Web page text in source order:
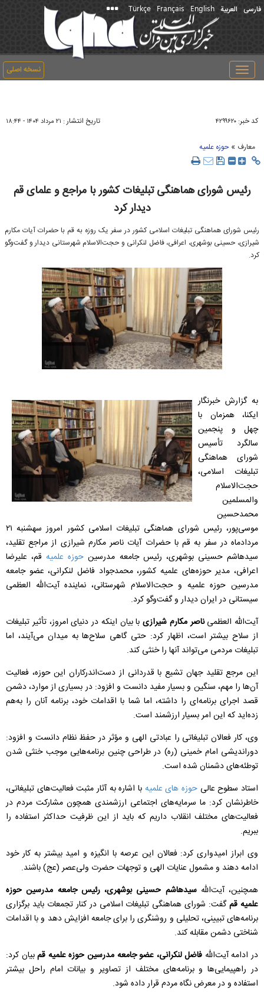
فارسی العربیة English
Français
Türkçe
نسخه اصلی
Toggle
navigation
کد خبر: ۴۲۹۹۶۲۰ تاریخ انتشار : ۲۱ مرداد ۱۴۰۴ - ۱۸:۴۴
معارف » حوزه علمیه
رئیس شورای هماهنگی تبلیغات کشور با مراجع و علمای قم
دیدار کرد
رئیس شورای هماهنگی تبلیغات اسلامی کشور در سفر یک روزه به قم با حضرات آیات مکارم
شیرازی، حسینی بوشهری، اعرافی، فاضل لنکرانی و حجت‌الاسلام شهرستانی دیدار و گفت‌و‌گو
کرد.
به گزارش خبرنگار
ایکنا، همزمان با
چهل و پنجمین
سالگرد تأسیس
شورای هماهنگی
تبلیغات اسلامی،
حجت‌الاسلام
والمسلمین
محمدحسین
موسی‌پور، رئیس شورای هماهنگی تبلیغات اسلامی کشور امروز سهشنبه ۲۱
مردادماه در سفر به قم با حضرات آیات ناصر مکارم شیرازی از مراجع تقلید،
سیدهاشم حسینی بوشهری، رئیس جامعه مدرسین حوزه علمیهقم، علیرضا
اعرافی، مدیر حوزه‌های علمیه کشور، محمدجواد فاضل لنکرانی، عضو جامعه
مدرسین حوزه علمیه و حجت‌الاسلام شهرستانی، نماینده آیت‌الله العظمی
سیستانی در ایران دیدار و گفت‌و‌گو کرد.
آیت‌الله العظمیناصر مکارم شیرازی با بیان اینکه در دنیای امروز، تأثیر تبلیغات
از سلاح بیشتر است، اظهار کرد: حتی گاهی سلاح‌ها به میدان می‌آیند، اما
تبلیغات مردمی می‌تواند آنها را خنثی کند.
این مرجع تقلید جهان تشیع با قدردانی از دست‌اندرکاران این حوزه، فعالیت
آن‌ها را مهم، سنگین و بسیار مفید دانست و افزود: در بسیاری از موارد، دشمن
قصد اجرای برنامه‌ای را داشته، اما شما با اقدامات خود، برنامه آنان را به‌هم
زده‌اید که این امر بسیار ارزشمند است.
وی، کار فعالان تبلیغاتی را عبادتی الهی و مؤثر در حفظ نظام دانست و افزود:
دوراندیشی امام خمینی (ره) در طراحی چنین برنامه‌هایی موجب خنثی شدن
توطئه‌های دشمنان شده است.
استاد سطوح عالی حوزه های علمیه با اشاره به آثار مثبت فعالیت‌های تبلیغاتی،
خاطرنشان کرد: ما سرمایه‌های اجتماعی ارزشمندی همچون مشارکت مردم در
فعالیت‌های مختلف انقلاب داریم که باید از این ظرفیت ‌حداکثر استفاده را
ببریم.
وی ابراز امیدواری کرد: فعالان این عرصه با انگیزه و امید بیشتر به کار خود
ادامه دهند و مشمول عنایات الهی و توجهات حضرت ولی‌عصر (عج) باشند.
همچنین، آیت‌اللهسیدهاشم حسینی بوشهری، رئیس جامعه مدرسین حوزه
علمیه قمگفت: شورای هماهنگی تبلیغات اسلامی در کنار تجمعات باید برگزاری
برنامه‌های تبیینی، تحلیلی و روشنگری را برای جامعه افزایش دهد و با اقدامات
شناختی دشمن مقابله کند.
در ادامه آیت‌الله فاضل لنکرانی، عضو جامعه مدرسین حوزه علمیه قمبیان کرد:
در راهپیمایی‌ها و برنامه‌های مختلف از تصاویر و بیانات امام راحل بیشتر
استفاده و در معرض نگاه مردم قرار داده شود.